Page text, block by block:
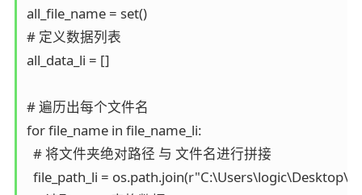
all_file_name = set()
# 定义数据列表
all_data_li = []
# 遍历出每个文件名
for file_name in file_name_li:
  # 将文件夹绝对路径 与 文件名进行拼接
file_path_li =